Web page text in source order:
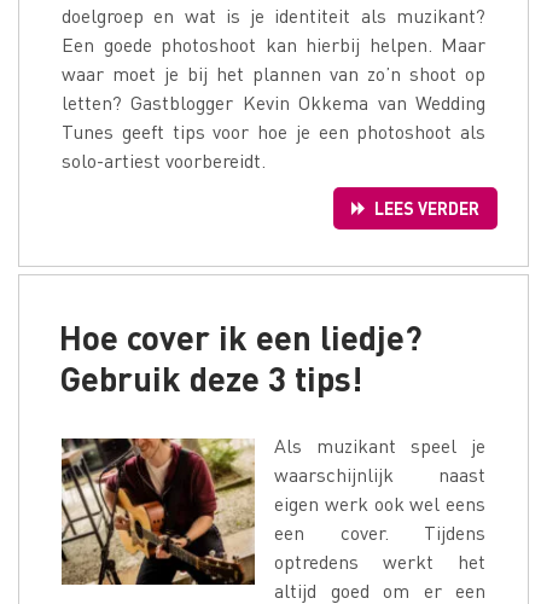
doelgroep en wat is je identiteit als muzikant?
Een goede photoshoot kan hierbij helpen. Maar
waar moet je bij het plannen van zo’n shoot op
letten? Gastblogger Kevin Okkema van Wedding
Tunes geeft tips voor hoe je een photoshoot als
solo-artiest voorbereidt.
LEES VERDER
Hoe cover ik een liedje?
Gebruik deze 3 tips!
Als muzikant speel je
waarschijnlijk naast
eigen werk ook wel eens
een cover. Tijdens
optredens werkt het
altijd goed om er een